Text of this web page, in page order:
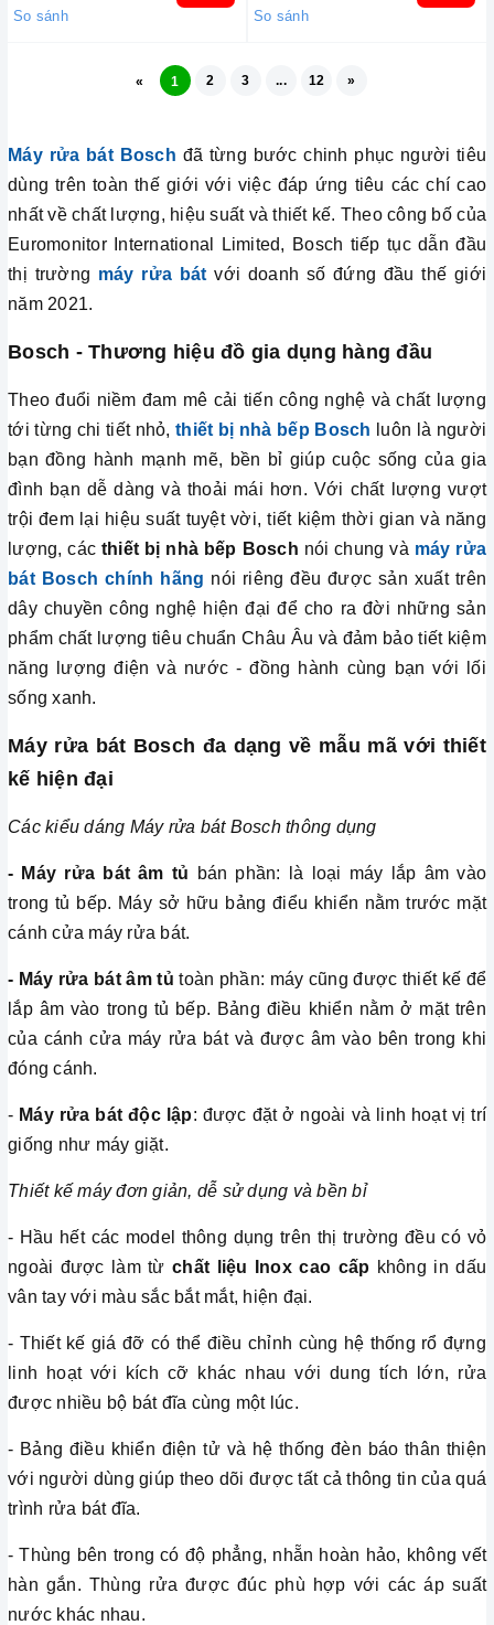
So sánh So sánh
« 1 2 3 ... 12 »
Máy rửa bát Bosch đã từng bước chinh phục người tiêu
dùng trên toàn thế giới với việc đáp ứng tiêu các chí cao
nhất về chất lượng, hiệu suất và thiết kế. Theo công bố của
Euromonitor International Limited, Bosch tiếp tục dẫn đầu
thị trường máy rửa bát với doanh số đứng đầu thế giới
năm 2021.
Bosch - Thương hiệu đồ gia dụng hàng đầu
Theo đuổi niềm đam mê cải tiến công nghệ và chất lượng
tới từng chi tiết nhỏ,thiết bị nhà bếp Bosch
luôn là người
bạn đồng hành mạnh mẽ, bền bỉ giúp cuộc sống của gia
đình bạn dễ dàng và thoải mái hơn. Với chất lượng vượt
trội đem lại hiệu suất tuyệt vời, tiết kiệm thời gian và năng
lượng, các thiết bị nhà bếp Bosch nói chung và máy rửa
bát Bosch chính hãng nói riêng đều được sản xuất trên
dây chuyền công nghệ hiện đại để cho ra đời những sản
phẩm chất lượng tiêu chuẩn Châu Âu và đảm bảo tiết kiệm
năng lượng điện và nước - đồng hành cùng bạn với lối
sống xanh.
Máy rửa bát Bosch đa dạng về mẫu mã với thiết
kế hiện đại
Các kiểu dáng Máy rửa bát Bosch thông dụng
- Máy rửa bát âm tủ bán phần: là loại máy lắp âm vào
trong tủ bếp. Máy sở hữu bảng điểu khiển nằm trước mặt
cánh cửa máy rửa bát.
- Máy rửa bát âm tủ toàn phần: máy cũng được thiết kế để
lắp âm vào trong tủ bếp. Bảng điều khiển nằm ở mặt trên
của cánh cửa máy rửa bát và được âm vào bên trong khi
đóng cánh.
- Máy rửa bát độc lập: được đặt ở ngoài và linh hoạt vị trí
giống như máy giặt.
Thiết kế máy đơn giản, dễ sử dụng và bền bỉ
- Hầu hết các model thông dụng trên thị trường đều có vỏ
ngoài được làm từchất liệu Inox cao cấp không in dấu
vân tay với màu sắc bắt mắt, hiện đại.
- Thiết kế giá đỡ có thể điều chỉnh cùng hệ thống rổ đựng
linh hoạt với kích cỡ khác nhau với dung tích lớn, rửa
được nhiều bộ bát đĩa cùng một lúc.
- Bảng điều khiển điện tử và hệ thống đèn báo thân thiện
với người dùng giúp theo dõi được tất cả thông tin của quá
trình rửa bát đĩa.
- Thùng bên trong có độ phẳng, nhẵn hoàn hảo, không vết
hàn gắn. Thùng rửa được đúc phù hợp với các áp suất
nước khác nhau.